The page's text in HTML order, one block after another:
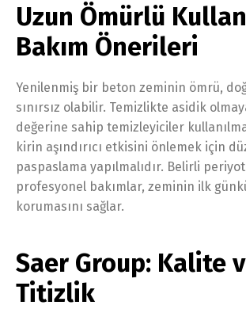
Uzun Ömürlü
Bakım Önerileri
Yenilenmiş bir beton zeminin ömrü,
sınırsız olabilir. Temizlikte asidik
değerine sahip temizleyiciler
kirin aşındırıcı etkisini önlemek için
paspaslama yapılmalıdır. Belirli
profesyonel bakımlar, zeminin ilk
korumasını sağlar.
Saer Group: Kalite
Titizlik